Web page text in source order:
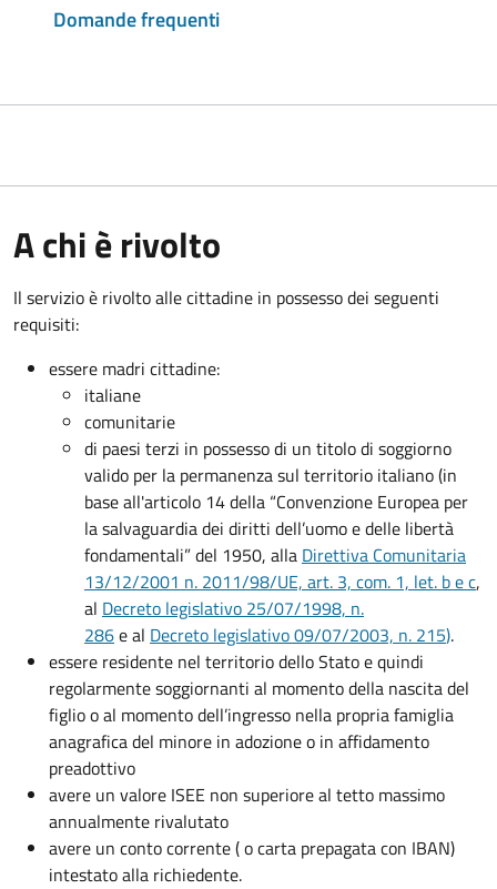
Domande frequenti
A chi è rivolto
Il servizio è rivolto alle cittadine in possesso dei seguenti
requisiti:
essere madri cittadine:
italiane
comunitarie
di paesi terzi in possesso di un titolo di soggiorno
valido per la permanenza sul territorio italiano (in
base all'articolo 14 della “Convenzione Europea per
la salvaguardia dei diritti dell’uomo e delle libertà
fondamentali” del 1950, alla Direttiva Comunitaria
13/12/2001 n. 2011/98/UE, art. 3, com. 1, let. b e c,
al Decreto legislativo 25/07/1998, n.
286e al Decreto legislativo 09/07/2003, n. 215).
essere residente nel territorio dello Stato e quindi
regolarmente soggiornanti al momento della nascita del
figlio o al momento dell’ingresso nella propria famiglia
anagrafica del minore in adozione o in affidamento
preadottivo
avere un valore ISEE non superiore al tetto massimo
annualmente rivalutato
avere un conto corrente ( o carta prepagata con IBAN)
intestato alla richiedente.